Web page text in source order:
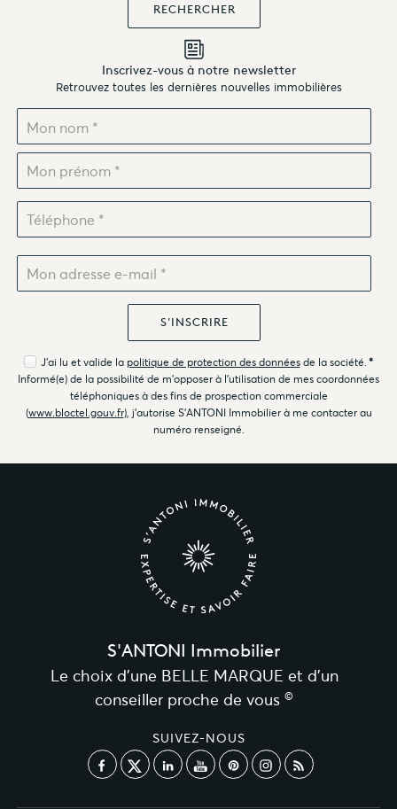
Inscrivez-vous à notre newsletter
Retrouvez toutes les dernières nouvelles immobilières
J'ai lu et valide la politique de protection des donnéesde la société. *
Informé(e) de la possibilité de m'opposer à l'utilisation de mes coordonnées
téléphoniques à des fins de prospection commerciale
(www.bloctel.gouv.fr), j'autorise S'ANTONI Immobilier à me contacter au
numéro renseigné.
S'ANTONI Immobilier
Le choix d’une BELLE MARQUE et d’un
conseiller proche de vous ©
SUIVEZ-NOUS